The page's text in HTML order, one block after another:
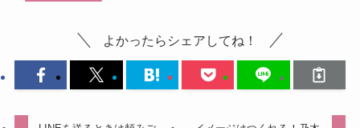
よかったらシェアしてね！